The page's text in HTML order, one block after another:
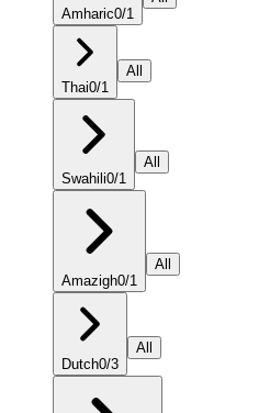
Amharic0/1
Thai0/1
All
Swahili0/1
All
Amazigh0/1
All
Dutch0/3
All